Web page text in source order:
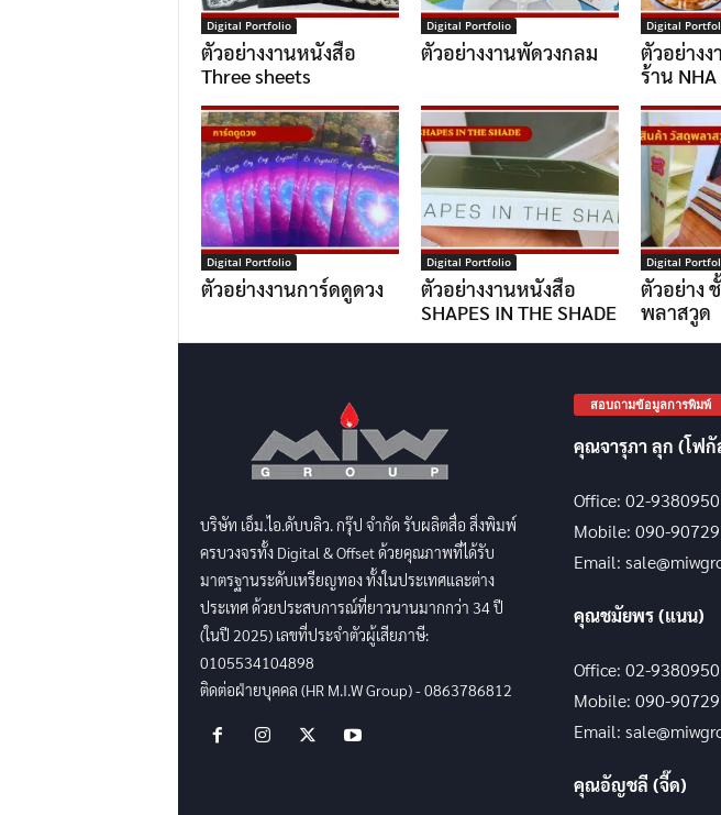
Digital Portfolio
ตัวอย่างงานหนังสือ
Three sheets
Digital Portfolio
ตัวอย่างงานพัดวงกลม
Digital
ตัวอย่าง
ร้าน NHA
Digital Portfolio
ตัวอย่างงานการ์ดดูดวง
Digital Portfolio
ตัวอย่างงานหนังสือ
SHAPES IN THE SHADE
Digital
ตัวอย่าง
พลาสวูด
บริษัท เอ็ม.ไอ.ดับบลิว. กรุ๊ป จำกัด รับผลิตสื่อ สิ่งพิมพ์
ครบวงจรทั้ง Digital & Offset ด้วยคุณภาพที่ได้รับ
มาตรฐานระดับเหรียญทอง ทั้งในประเทศและต่าง
ประเทศ ด้วยประสบการณ์ที่ยาวนานมากกว่า 34 ปี
(ในปี 2025) เลขที่ประจำตัวผู้เสียภาษี:
0105534104898
ติดต่อฝ่ายบุคคล (HR M.I.W Group) - 0863786812
สอบถามข้อมูลการพิมพ์
คุณจารุภา ลุก (โฟกั
Office: 02-9380950
Mobile: 090-
Email:
คุณชมัยพร (แนน)
Office: 02-9380950
Mobile: 090-
Email:
คุณอัญชลี (จี๊ด)